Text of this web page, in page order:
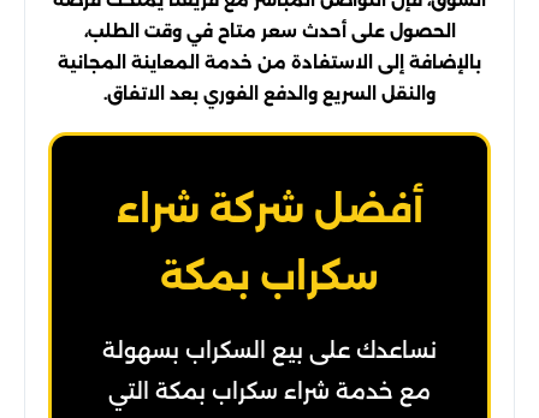
الحصول على أحدث سعر متاح في وقت الطلب،
بالإضافة إلى الاستفادة من خدمة المعاينة المجانية
والنقل السريع والدفع الفوري بعد الاتفاق.
أفضل شركة شراء
سكراب بمكة
نساعدك على بيع السكراب بسهولة
مع خدمة شراء سكراب بمكة التي